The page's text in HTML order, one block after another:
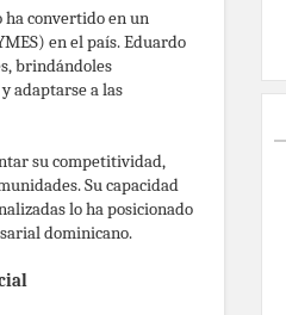
convertido en un
en el país. Eduardo
brindándoles
adaptarse a las
su competitividad,
Su capacidad
lo ha posicionado
dominicano.